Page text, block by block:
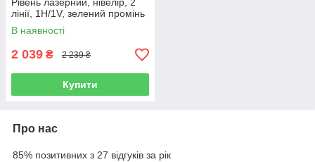
лінії, 1H/1V, зелений промінь
В наявності
2 039 ₴ 2 239 ₴
Купити
Про нас
85% позитивних з 27 відгуків за рік